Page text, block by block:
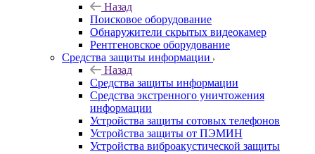
Назад
Поисковое оборудование
Обнаружители скрытых видеокамер
Рентгеновское оборудование
Средства защиты информации
Назад
Средства защиты информации
Средства экстренного уничтожения
информации
Устройства защиты сотовых телефонов
Устройства защиты от ПЭМИН
Устройства виброакустической защиты